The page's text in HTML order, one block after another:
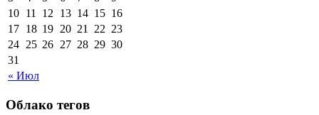
« Июл
10 11 12 13 14 15 16
17 18 19 20 21 22 23
24 25 26 27 28 29 30
31
Облако тегов